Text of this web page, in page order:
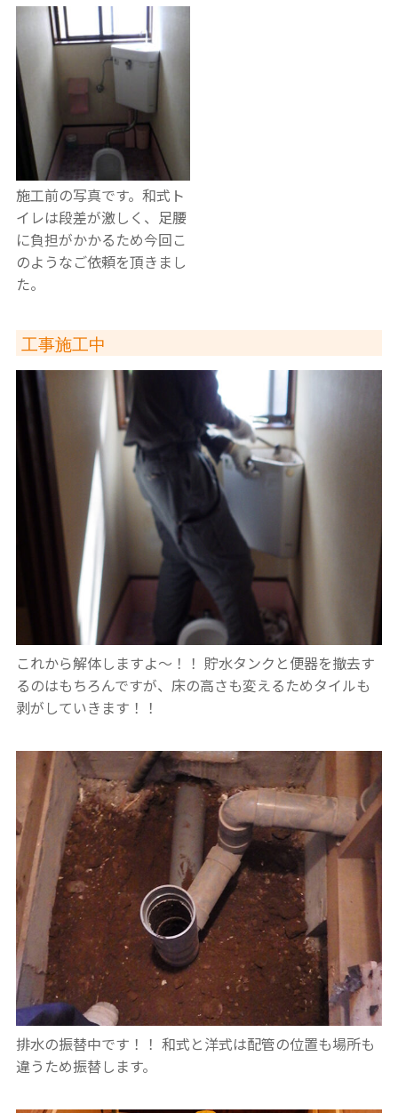
施工前の写真です。和式ト
イレは段差が激しく、足腰
に負担がかかるため今回こ
のようなご依頼を頂きまし
た。
工事施工中
これから解体しますよ～！！ 貯水タンクと便器を撤去す
るのはもちろんですが、床の高さも変えるためタイルも
剥がしていきます！！
排水の振替中です！！ 和式と洋式は配管の位置も場所も
違うため振替します。